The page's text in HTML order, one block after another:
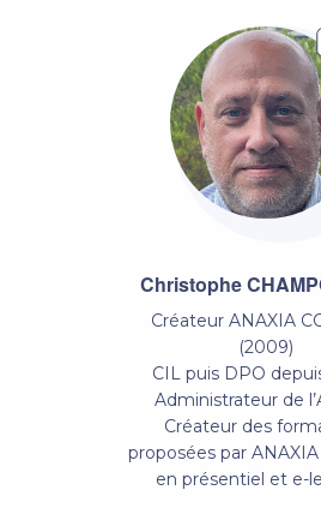
Christophe
Créateur ANAXIA
(2009)
CIL puis DPO
Administrateur de
Créateur des
proposées par
en présentiel et e-